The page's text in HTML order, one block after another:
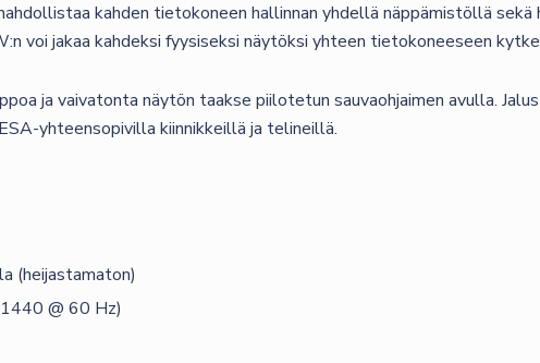
kahden tietokoneen hallinnan yhdellä näppämistöllä
voi jakaa kahdeksi fyysiseksi näytöksi yhteen tietokoneeseen
ja vaivatonta näytön taakse piilotetun sauvaohjaimen avulla.
yhteensopivilla kiinnikkeillä ja telineillä.
(heijastamaton)
@ 60 Hz)